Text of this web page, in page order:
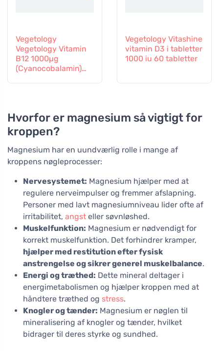
Vegetology
Vegetology Vitamin
B12 1000µg
(Cyanocobalamin)
Vegetology Vitashine
vitamin D3 i tabletter
1000 iu 60 tabletter
Hvorfor er magnesium så vigtigt for
kroppen?
Magnesium har en uundværlig rolle i mange af
kroppens nøgleprocesser:
Nervesystemet: Magnesium hjælper med at
regulere nerveimpulser og fremmer afslapning.
Personer med lavt magnesiumniveau lider ofte af
irritabilitet, angst eller søvnløshed.
Muskelfunktion: Magnesium er nødvendigt for
korrekt muskelfunktion. Det forhindrer kramper,
hjælper med restitution efter fysisk
anstrengelse og sikrer generel muskelbalance.
Energi og træthed: Dette mineral deltager i
energimetabolismen og hjælper kroppen med at
håndtere træthed og stress.
Knogler og tænder: Magnesium er nøglen til
mineralisering af knogler og tænder, hvilket
bidrager til deres styrke og sundhed.